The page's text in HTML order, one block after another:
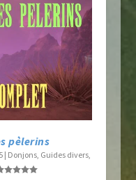
pèlerins
| Donjons Guides divers